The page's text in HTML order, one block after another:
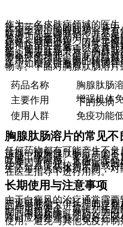
作为一名皮肤病领域的医
关于药物治疗的问题。其
药物之一。胸腺肽肠溶片
肽属于免疫调节剂，并不
免疫功能来辅助治疗一些
反应。白癜风作为一种色
疗是长期的过程，因此了
和预防至关重要。以下将
应、使用注意事项以及其
型：胸腺肽肠溶片、胸腺
胸腺肽本身并不是专门针
节免疫的功能，因此在白
作用。治疗白癜风的药物
多，如糖皮质激素、钙调
物等。下面对胸腺肽肠溶
药品名称
胸腺肽肠
主要作用
增强机体
下的疾病
使用人群
免疫功能
胸腺肽肠溶片的常见不
任何药物都有可能产生不
虽然一般胸腺肽肠溶片的
可能出现不适。常见的不
眩感、嗜睡感、头痛、恶
几率因人而异，具体症状
症状，且症状较为严重或
生。每个人的体质不同，
在医生指导下进行用药。
长期使用与注意事项
由于白癜风的治疗通常需
片也可能是一个长期的过
的严密监测下进行，并定
一些用药安全。需特别注
期间出现皮疹、发热、胸
医。孕妇和哺乳期妇女、
片时应格外谨慎，较好在
使用。避免与其他免疫抑制